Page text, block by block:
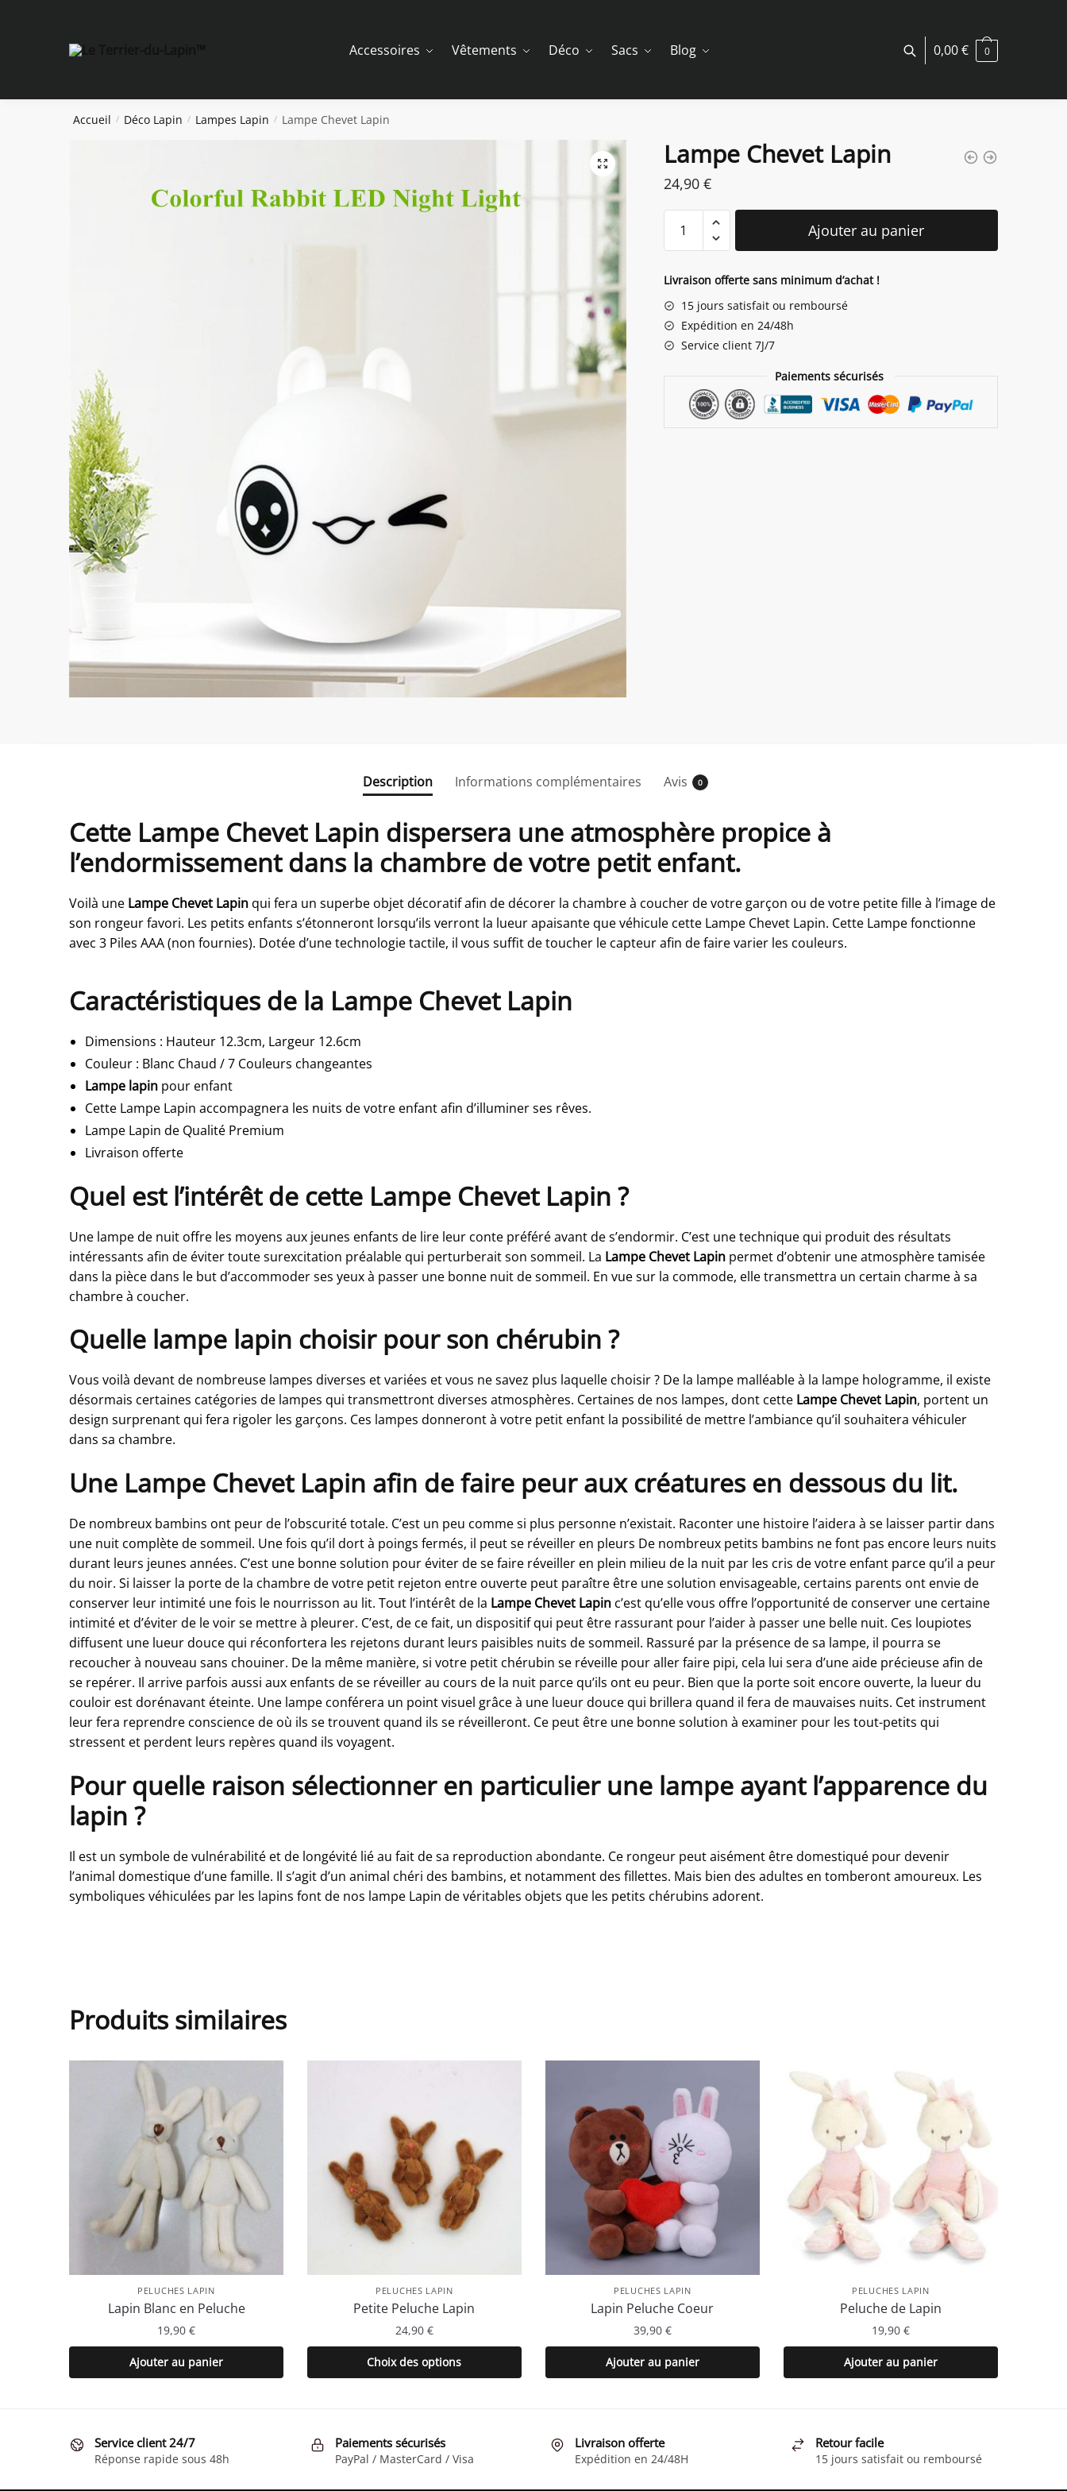
Accessoires Vêtements Déco Sacs Blog 0,00€ 0
Accueil / Déco Lapin / Lampes Lapin / Lampe Chevet Lapin
Lampe Chevet Lapin
24,90 €
quantité
Chevet
Lapin
Ajouter au panier
Livraison offerte sans minimum d’achat !
15 jours satisfait ou remboursé
Expédition en 24/48h
Service client 7J/7
Paiements sécurisés
Description Informations complémentaires Avis 0
Cette Lampe Chevet Lapin dispersera une atmosphère propice à
l’endormissement dans la chambre de votre petit enfant.
Voilà une Lampe Chevet Lapin qui fera un superbe objet décoratif afin de décorer la chambre à coucher de votre garçon ou de votre petite fille à l’image de
son rongeur favori. Les petits enfants s’étonneront lorsqu’ils verront la lueur apaisante que véhicule cette Lampe Chevet Lapin. Cette Lampe fonctionne
avec 3 Piles AAA (non fournies). Dotée d’une technologie tactile, il vous suffit de toucher le capteur afin de faire varier les couleurs.
Caractéristiques de la Lampe Chevet Lapin
Dimensions : Hauteur 12.3cm, Largeur 12.6cm
Couleur : Blanc Chaud / 7 Couleurs changeantes
Lampe lapin pour enfant
Cette Lampe Lapin accompagnera les nuits de votre enfant afin d’illuminer ses rêves.
Lampe Lapin de Qualité Premium
Livraison offerte
Quel est l’intérêt de cette Lampe Chevet Lapin ?
Une lampe de nuit offre les moyens aux jeunes enfants de lire leur conte préféré avant de s’endormir. C’est une technique qui produit des résultats
intéressants afin de éviter toute surexcitation préalable qui perturberait son sommeil. La Lampe Chevet Lapin permet d’obtenir une atmosphère tamisée
dans la pièce dans le but d’accommoder ses yeux à passer une bonne nuit de sommeil. En vue sur la commode, elle transmettra un certain charme à sa
chambre à coucher.
Quelle lampe lapin choisir pour son chérubin ?
Vous voilà devant de nombreuse lampes diverses et variées et vous ne savez plus laquelle choisir ? De la lampe malléable à la lampe hologramme, il existe
désormais certaines catégories de lampes qui transmettront diverses atmosphères. Certaines de nos lampes, dont cette Lampe Chevet Lapin, portent un
design surprenant qui fera rigoler les garçons. Ces lampes donneront à votre petit enfant la possibilité de mettre l’ambiance qu’il souhaitera véhiculer
dans sa chambre.
Une Lampe Chevet Lapin afin de faire peur aux créatures en dessous du lit.
De nombreux bambins ont peur de l’obscurité totale. C’est un peu comme si plus personne n’existait. Raconter une histoire l’aidera à se laisser partir dans
une nuit complète de sommeil. Une fois qu’il dort à poings fermés, il peut se réveiller en pleurs De nombreux petits bambins ne font pas encore leurs nuits
durant leurs jeunes années. C’est une bonne solution pour éviter de se faire réveiller en plein milieu de la nuit par les cris de votre enfant parce qu’il a peur
du noir. Si laisser la porte de la chambre de votre petit rejeton entre ouverte peut paraître être une solution envisageable, certains parents ont envie de
conserver leur intimité une fois le nourrisson au lit. Tout l’intérêt de la Lampe Chevet Lapin c’est qu’elle vous offre l’opportunité de conserver une certaine
intimité et d’éviter de le voir se mettre à pleurer. C’est, de ce fait, un dispositif qui peut être rassurant pour l’aider à passer une belle nuit. Ces loupiotes
diffusent une lueur douce qui réconfortera les rejetons durant leurs paisibles nuits de sommeil. Rassuré par la présence de sa lampe, il pourra se
recoucher à nouveau sans chouiner. De la même manière, si votre petit chérubin se réveille pour aller faire pipi, cela lui sera d’une aide précieuse afin de
se repérer. Il arrive parfois aussi aux enfants de se réveiller au cours de la nuit parce qu’ils ont eu peur. Bien que la porte soit encore ouverte, la lueur du
couloir est dorénavant éteinte. Une lampe conférera un point visuel grâce à une lueur douce qui brillera quand il fera de mauvaises nuits. Cet instrument
leur fera reprendre conscience de où ils se trouvent quand ils se réveilleront. Ce peut être une bonne solution à examiner pour les tout-petits qui
stressent et perdent leurs repères quand ils voyagent.
Pour quelle raison sélectionner en particulier une lampe ayant l’apparence du
lapin ?
Il est un symbole de vulnérabilité et de longévité lié au fait de sa reproduction abondante. Ce rongeur peut aisément être domestiqué pour devenir
l’animal domestique d’une famille. Il s’agit d’un animal chéri des bambins, et notamment des fillettes. Mais bien des adultes en tomberont amoureux. Les
symboliques véhiculées par les lapins font de nos lampe Lapin de véritables objets que les petits chérubins adorent.
Produits similaires
PELUCHES LAPIN
Lapin Blanc en Peluche
19,90 €
Ajouter au panier
PELUCHES LAPIN
Petite Peluche Lapin
24,90 €
Choix des options
Ce
produit
variations.
Les
PELUCHES LAPIN
Lapin Peluche Coeur
39,90 €
Ajouter au panier
PELUCHES LAPIN
Peluche de Lapin
19,90 €
Ajouter au panier
Service client 24/7
Réponse rapide sous 48h
Paiements sécurisés
PayPal / MasterCard / Visa
Livraison offerte
Expédition en 24/48H
Retour facile
15 jours satisfait ou remboursé